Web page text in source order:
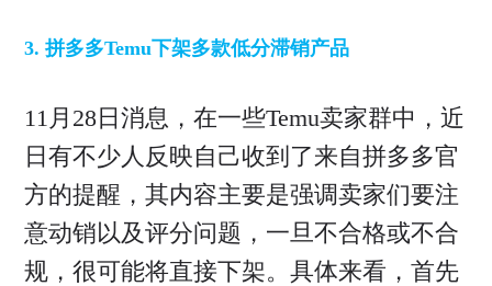
3. 拼多多Temu下架多款低分滞销产品
11月28日消息，在一些Temu卖家群中，近
日有不少人反映自己收到了来自拼多多官
方的提醒，其内容主要是强调卖家们要注
意动销以及评分问题，一旦不合格或不合
规，很可能将直接下架。具体来看，首先